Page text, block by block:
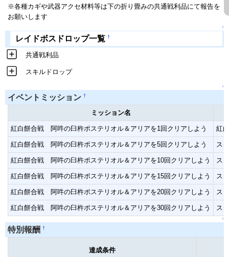
※各種カギや武器アクセ材料等は下の折り畳みの共通戦利品にて報告を
お願いします
↑
レイドボスドロップ一覧 †
共通戦利品
スキルドロップ
↑
イベントミッション †
ミッション名
紅白餅合戦 阿吽の臼杵ポステリオル＆アリアを1回クリアしよう 紅
紅白餅合戦 阿吽の臼杵ポステリオル＆アリアを5回クリアしよう ス
紅白餅合戦 阿吽の臼杵ポステリオル＆アリアを10回クリアしよう ス
紅白餅合戦 阿吽の臼杵ポステリオル＆アリアを15回クリアしよう ス
紅白餅合戦 阿吽の臼杵ポステリオル＆アリアを20回クリアしよう ス
紅白餅合戦 阿吽の臼杵ポステリオル＆アリアを30回クリアしよう ス
↑
特別報酬 †
達成条件